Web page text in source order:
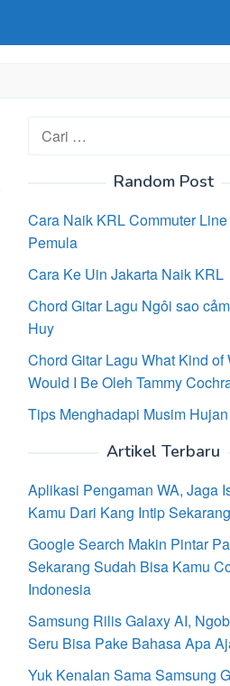
Cari
Random Post
Cara Naik KRL Commuter
Pemula
Cara Ke Uin Jakarta Naik KRL
Chord Gitar Lagu Ngôi sao
Huy
Chord Gitar Lagu What Kind of
Would I Be Oleh Tammy
Tips Menghadapi Musim Hujan
Artikel Terbaru
Aplikasi Pengaman WA, Jaga
Kamu Dari Kang Intip Sekarang
Google Search Makin Pintar
Sekarang Sudah Bisa Kamu
Indonesia
Samsung Rilis Galaxy AI,
Seru Bisa Pake Bahasa Apa
Yuk Kenalan Sama Samsung